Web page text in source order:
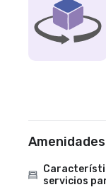
Amenidades
servicios